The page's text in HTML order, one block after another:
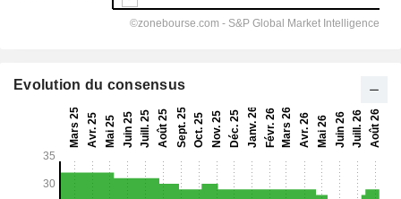
Evolution du consensus